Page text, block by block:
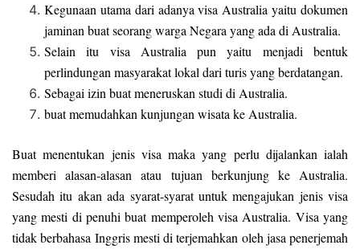
Kegunaan utama dari adanya visa Australia yaitu dokumen
jaminan buat seorang warga Negara yang ada di Australia.
Selain itu visa Australia pun yaitu menjadi bentuk
perlindungan masyarakat lokal dari turis yang berdatangan.
Sebagai izin buat meneruskan studi di Australia.
buat memudahkan kunjungan wisata ke Australia.
Buat menentukan jenis visa maka yang perlu dijalankan ialah
memberi alasan-alasan atau tujuan berkunjung ke Australia.
Sesudah itu akan ada syarat-syarat untuk mengajukan jenis visa
yang mesti di penuhi buat memperoleh visa Australia. Visa yang
tidak berbahasa Inggris mesti di terjemahkan oleh jasa penerjemah